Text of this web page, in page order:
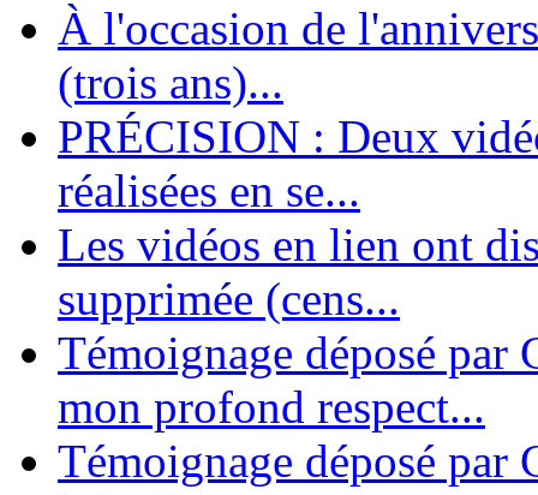
En 2004, une dizaine de personnes contribuèrent au lancement de
dernières années. L'aventure se pou...
À l'occasion de
(trois ans)...
PRÉCISION : Deux
réalisées en se...
Les vidéos en lien ont
supprimée (cens...
Témoignage déposé par
mon profond respect...
Témoignage déposé par